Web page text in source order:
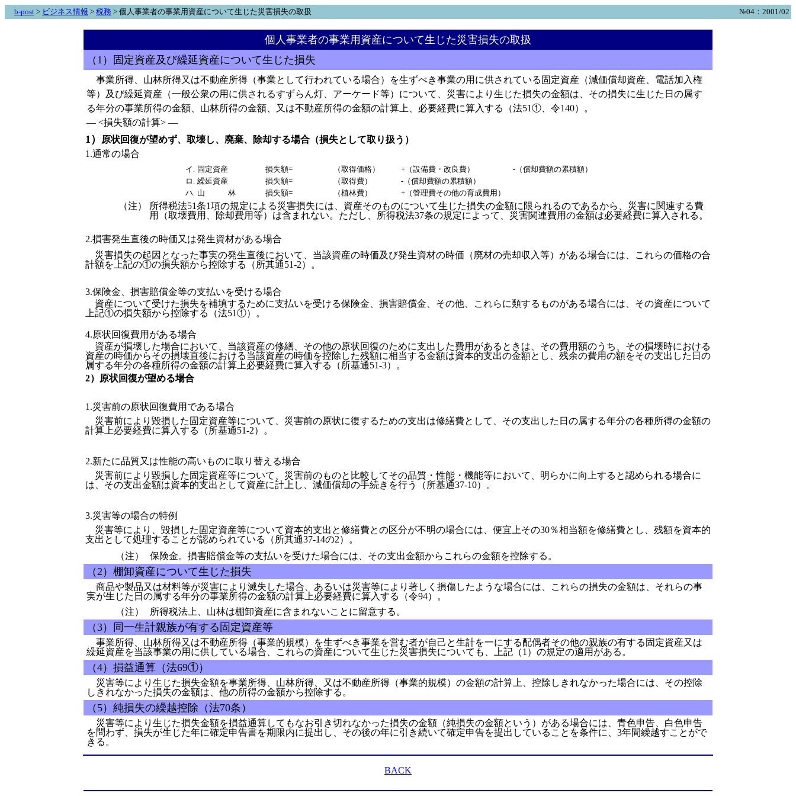
b-post > ビジネス情報 > 税務 > 個人事業者の事業用資産について生じた災害損失の取扱 №04：2001/02
個人事業者の事業用資産について生じた災害損失の取扱
（1）固定資産及び繰延資産について生じた損失
事業所得、山林所得又は不動産所得（事業として行われている場合）を生ずべき事業の用に供されている固定資産（減価償却資産、電話加入権
等）及び繰延資産（一般公衆の用に供されるすずらん灯、アーケード等）について、災害により生じた損失の金額は、その損失に生じた日の属す
る年分の事業所得の金額、山林所得の金額、又は不動産所得の金額の計算上、必要経費に算入する（法51①、令140）。
― <損失額の計算> ―
1）
原状回復が望めず、取壊し、廃棄、除却する場合（損失として取り扱う）
1.通常の場合
イ. 固定資産 損失額= （取得価格） +（設備費・改良費）
-（償却費額の累積額）
ロ. 繰延資産 損失額= （取得費）
-（償却費額の累積額）
ハ. 山 林 損失額= （植林費） +（管理費その他の育成費用）
（注）
所得税法51条1項の規定による災害損失には、資産そのものについて生じた損失の金額に限られるのであるから、災害に関連する費
用（取壊費用、除却費用等）は含まれない。ただし、所得税法37条の規定によって、災害関連費用の金額は必要経費に算入される。
2.損害発生直後の時価又は発生資材がある場合
災害損失の起因となった事実の発生直後において、当該資産の時価及び発生資材の時価（廃材の売却収入等）がある場合には、これらの価格の合
計額を上記の①の損失額から控除する（所其通51-2）。
3.保険金、損害賠償金等の支払いを受ける場合
資産について受けた損失を補填するために支払いを受ける保険金、損害賠償金、その他、これらに類するものがある場合には、その資産について
上記①の損失額から控除する（法51①）。
4.原状回復費用がある場合
資産が損壊した場合において、当該資産の修繕、その他の原状回復のために支出した費用があるときは、その費用額のうち、その損壊時における
資産の時価からその損壊直後における当該資産の時価を控除した残額に相当する金額は資本的支出の金額とし、残余の費用の額をその支出した日の
属する年分の各種所得の金額の計算上必要経費に算入する（所基通51-3）。
2）原状回復が望める場合
1.災害前の原状回復費用である場合
災害前により毀損した固定資産等について、災害前の原状に復するための支出は修繕費として、その支出した日の属する年分の各種所得の金額の
計算上必要経費に算入する（所基通51-2）。
2.新たに品質又は性能の高いものに取り替える場合
災害前により毀損した固定資産等について、災害前のものと比較してその品質・性能・機能等において、明らかに向上すると認められる場合に
は、その支出金額は資本的支出として資産に計上し、減価償却の手続きを行う（所基通37-10）。
3.災害等の場合の特例
災害等により、毀損した固定資産等について資本的支出と修繕費との区分が不明の場合には、便宜上その30％相当額を修繕費とし、残額を資本的
支出として処理することが認められている（所其通37-14の2）。
（注）
保険金。損害賠償金等の支払いを受けた場合には、その支出金額からこれらの金額を控除する。
（2）棚卸資産について生じた損失
商品や製品又は材料等が災害により滅失した場合、あるいは災害等により著しく損傷したような場合には、これらの損失の金額は、それらの事
実が生じた日の属する年分の事業所得の金額の計算上必要経費に算入する（令94）。
（注）
所得税法上、山林は棚卸資産に含まれないことに留意する。
（3）同一生計親族が有する固定資産等
事業所得、山林所得又は不動産所得（事業的規模）を生ずべき事業を営む者が自己と生計を一にする配偶者その他の親族の有する固定資産又は
繰延資産を当該事業の用に供している場合、これらの資産について生じた災害損失についても、上記（1）の規定の適用がある。
（4）損益通算（法69①）
災害等により生じた損失金額を事業所得、山林所得、又は不動産所得（事業的規模）の金額の計算上、控除しきれなかった場合には、その控除
しきれなかった損失の金額は、他の所得の金額から控除する。
（5）純損失の繰越控除（法70条）
災害等により生じた損失金額を損益通算してもなお引き切れなかった損失の金額（純損失の金額という）がある場合には、青色申告、白色申告
を問わず、損失が生じた年に確定申告書を期限内に提出し、その後の年に引き続いて確定申告を提出していることを条件に、3年間繰越すことがで
きる。
BACK